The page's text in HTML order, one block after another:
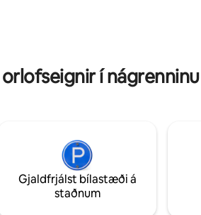
í nágrenninu
Gjaldfrjálst bílastæði á
staðnum